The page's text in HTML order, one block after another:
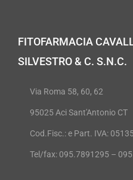
FITOFARMACIA
SILVESTRO & C. S.N.C.
Via Roma 58, 60, 62
95025 Aci Sant'Antonio CT
Cod.Fisc.: e Part. IVA:
Tel/fax: 095.7891295 –